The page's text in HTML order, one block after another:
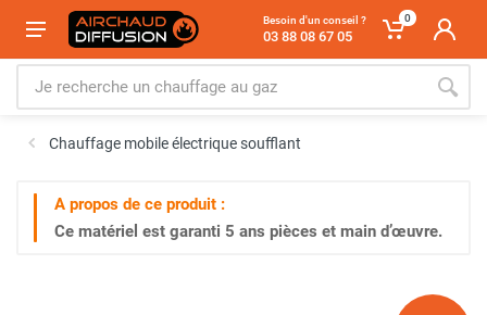
Besoin d'un conseil ?
03 88 08 67 05
0
Chauffage mobile électrique soufflant
A propos de ce produit :
Ce matériel est garanti 5 ans pièces et main d’œuvre.